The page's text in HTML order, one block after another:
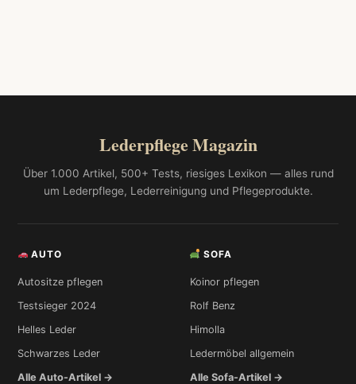
Lederpflege Magazin
Über 1.000 Artikel, 500+ Tests, riesiges Lexikon — alles rund
um Lederpflege, Lederreinigung und Pflegeprodukte.
AUTO
Autositze pflegen
Testsieger 2024
Helles Leder
Schwarzes Leder
Alle Auto-Artikel →
SOFA
Koinor pflegen
Rolf Benz
Himolla
Ledermöbel allgemein
Alle Sofa-Artikel →